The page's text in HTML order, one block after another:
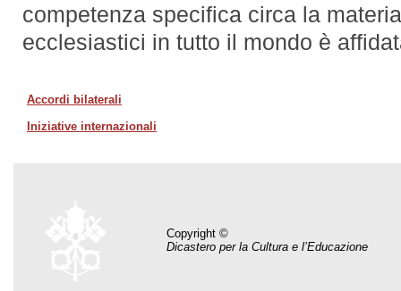
competenza specifica circa la
ecclesiastici in tutto il mondo è
Accordi bilaterali
Iniziative internazionali
Copyright ©
Dicastero per la Cultura e l’Educazione